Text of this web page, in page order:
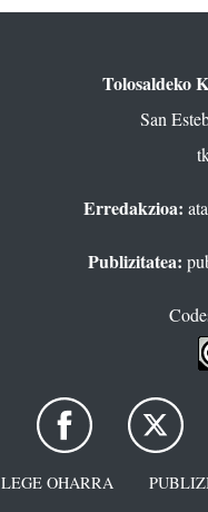
Tolosaldeko
San
Erredakzioa:
Publizitatea:
LEGE OHARRA